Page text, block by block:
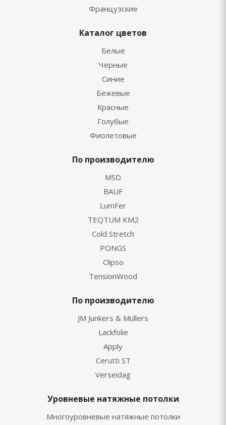
Французские
Каталог цветов
Белые
Черные
Синие
Бежевые
Красные
Голубые
Фиолетовые
По производителю
MSD
BAUF
LumFer
TEQTUM KM2
Cold Stretch
PONGS
Clipso
TensionWood
По производителю
JM Junkers & Müllers
Lackfolie
Apply
Cerutti ST
Verseidag
Уровневые натяжные потолки
Многоуровневые натяжные потолки